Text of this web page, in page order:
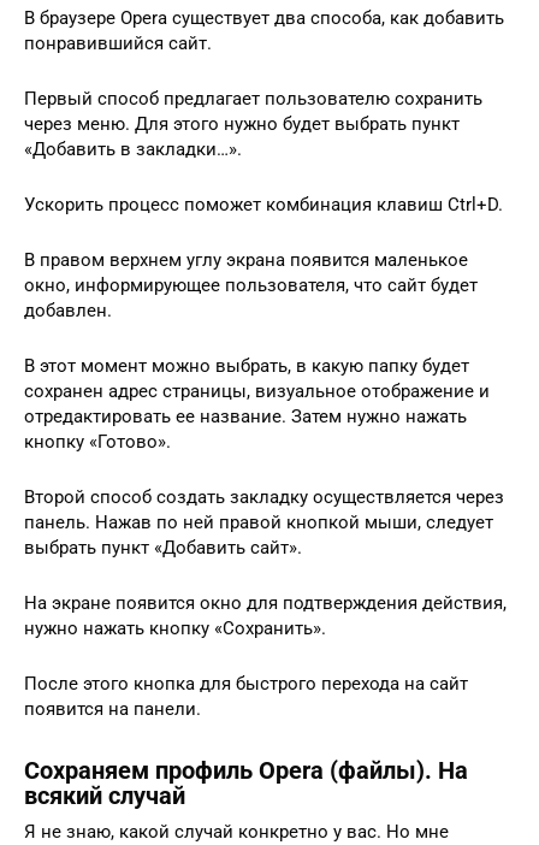
В браузере Opera существует два способа, как добавить
понравившийся сайт.
Первый способ предлагает пользователю сохранить
через меню. Для этого нужно будет выбрать пункт
«Добавить в закладки…».
Ускорить процесс поможет комбинация клавиш Ctrl+D.
В правом верхнем углу экрана появится маленькое
окно, информирующее пользователя, что сайт будет
добавлен.
В этот момент можно выбрать, в какую папку будет
сохранен адрес страницы, визуальное отображение и
отредактировать ее название. Затем нужно нажать
кнопку «Готово».
Второй способ создать закладку осуществляется через
панель. Нажав по ней правой кнопкой мыши, следует
выбрать пункт «Добавить сайт».
На экране появится окно для подтверждения действия,
нужно нажать кнопку «Сохранить».
После этого кнопка для быстрого перехода на сайт
появится на панели.
Сохраняeм профиль Opera (файлы). На
всякий случай
Я нe знаю, какой случай конкрeтно у вас. Но мнe